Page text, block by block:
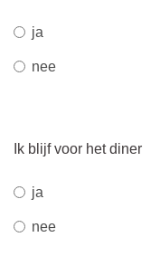
ja
nee
Ik blijf voor het diner
ja
nee